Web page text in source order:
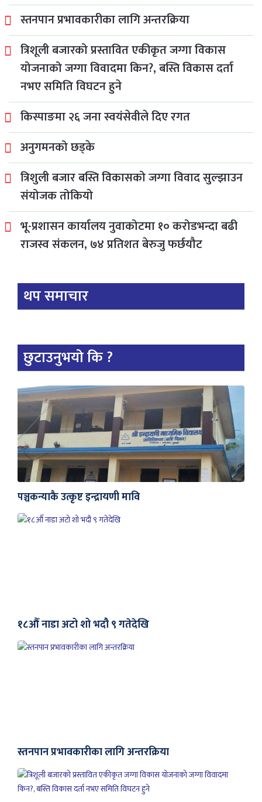
स्तनपान प्रभावकारीका लागि अन्तरक्रिया
त्रिशूली बजारको प्रस्तावित एकीकृत जग्गा विकास
योजनाको जग्गा विवादमा किन?, बस्ति विकास दर्ता
नभए समिति विघटन हुने
किस्पाङमा २६ जना स्वयंसेवीले दिए रगत
अनुगमनको छड्के
त्रिशुली बजार बस्ति विकासको जग्गा विवाद सुल्झाउन
संयोजक तोकियो
भू-प्रशासन कार्यालय नुवाकोटमा १० करोडभन्दा बढी
राजस्व संकलन, ७४ प्रतिशत बेरुजु फर्छयौट
थप समाचार
छुटाउनुभयो कि ?
पञ्चकन्याकै उत्कृष्ट इन्द्रायणी मावि
१८औँ नाडा अटो शो भदौ ९ गतेदेखि
स्तनपान प्रभावकारीका लागि अन्तरक्रिया